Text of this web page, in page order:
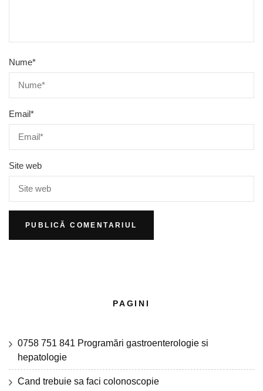
Nume*
Email*
Site web
PAGINI
0758 751 841 Programări gastroenterologie si
hepatologie
Cand trebuie sa faci colonoscopie